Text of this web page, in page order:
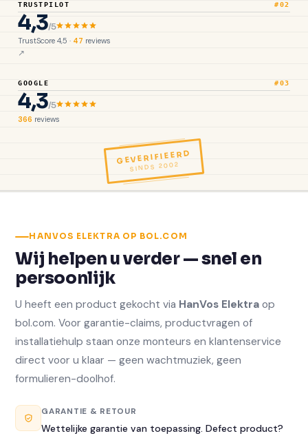
TRUSTPILOT #02
4,3/5
TrustScore 4,5 · 47 reviews
GOOGLE #03
4,3/5
366 reviews
GEVERIFIEERD
SINDS 2002
HANVOS ELEKTRA OP BOL.COM
Wij helpen u verder — snel en
persoonlijk
U heeft een product gekocht via HanVos Elektra op
bol.com. Voor garantie-claims, productvragen of
installatiehulp staan onze monteurs en klantenservice
direct voor u klaar — geen wachtmuziek, geen
formulieren-doolhof.
GARANTIE & RETOUR
Wettelijke garantie van toepassing. Defect product?